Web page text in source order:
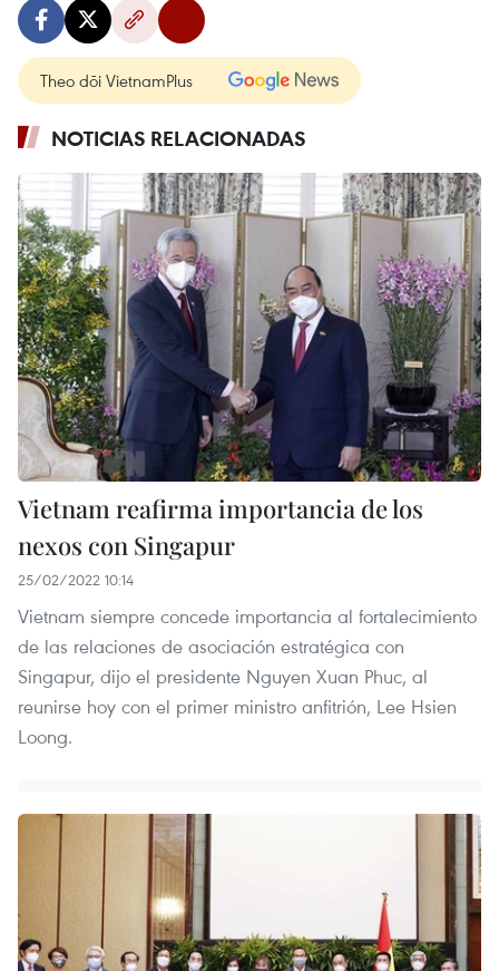
Theo dõi VietnamPlus
NOTICIAS RELACIONADAS
Vietnam reafirma importancia de los
nexos con Singapur
25/02/2022 10:14
Vietnam siempre concede importancia al fortalecimiento
de las relaciones de asociación estratégica con
Singapur, dijo el presidente Nguyen Xuan Phuc, al
reunirse hoy con el primer ministro anfitrión, Lee Hsien
Loong.